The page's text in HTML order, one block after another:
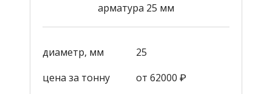
арматура 25 мм
диаметр, мм
25
цена за тонну
от 62000 ₽